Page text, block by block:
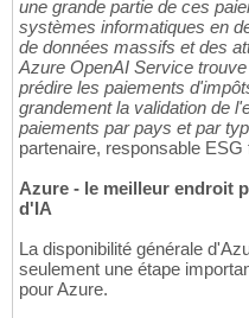
une grande partie de ces
systèmes informatiques en
de données massifs et des
Azure OpenAI Service
prédire les paiements
grandement la validation de
paiements par pays et par
partenaire, responsable
Azure - le meilleur endroit
d'IA
La disponibilité générale
seulement une étape
pour Azure.